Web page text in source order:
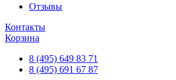
Отзывы
Контакты
Корзина
8 (495) 649 83 71
8 (495) 691 67 87